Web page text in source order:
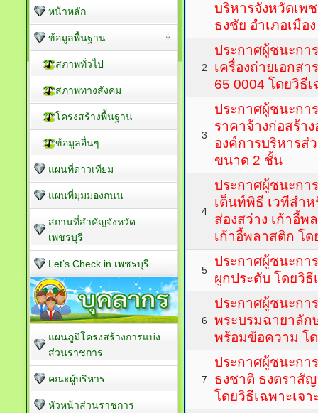
บริหารจังหวัดเพ
ธงชัย อำเภอเมือ
2
ประกาศผู้ชนะกา
เครื่องถ่ายเอกส
65 0004 โดยวิธีเ
3
ประกาศผู้ชนะกา
ราคาจ้างก่อสร้า
องค์การบริหารส่
ขนาด 2 ชั้น
4
ประกาศผู้ชนะกา
เต็นท์พิธี เวทีสำ
ส่องสว่าง เก้าอี้
เก้าอี้พลาสติก โด
5
ประกาศผู้ชนะกา
ผูกประดับ โดยวิธี
6
ประกาศผู้ชนะกา
พระบรมฉายาลั
พร้อมข้อความ โด
7
ประกาศผู้ชนะกา
ธงชาติ ธงตราสั
โดยวิธีเฉพาะเจา
หน้าหลัก
ข้อมูลพื้นฐาน
สภาพทั่วไป
สภาพทางสังคม
โครงสร้างพื้นฐาน
ข้อมูลอื่นๆ
แผนที่ดาวเทียม
แผนที่มุมมองถนน
สถานที่สำคัญจังหวัด
เพชรบุรี
Let’s Check in เพชรบุรี
แผนภูมิโครงสร้างการแบ่ง
ส่วนราชการ
คณะผู้บริหาร
หัวหน้าส่วนราชการ